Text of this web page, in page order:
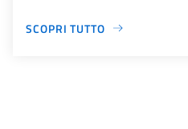
SCOPRI TUTTO